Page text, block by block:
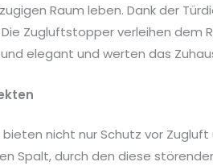
Raum leben. Dank der
Zugluftstopper verleihen dem
elegant und werten das
nicht nur Schutz vor
Spalt, durch den diese